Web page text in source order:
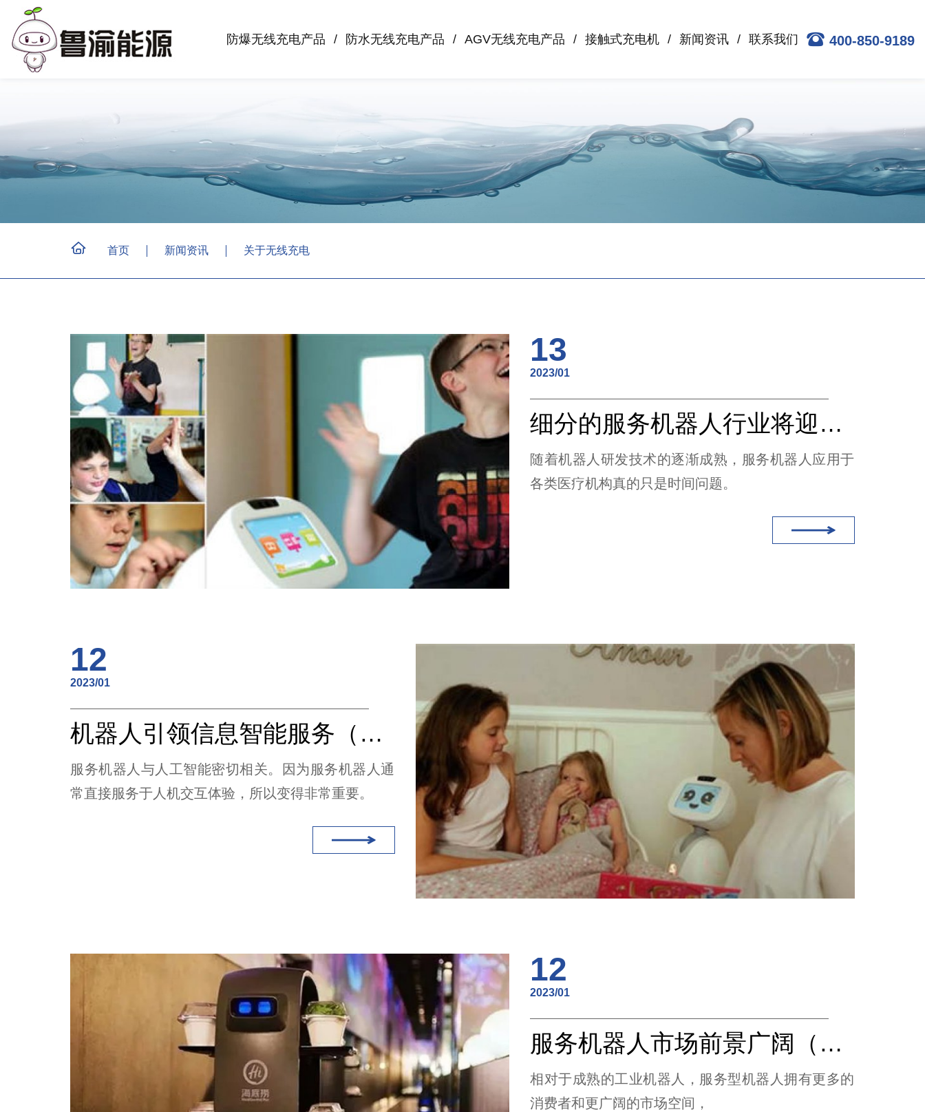
400-850-9189
防爆无线充电产品 防水无线充电产品 AGV无线充电产品 接触式充电机 新闻资讯 联系我们
首页 新闻资讯 关于无线充电
13
2023/01
细分的服务机器人行业将迎来广阔前景（无线充电）
随着机器人研发技术的逐渐成熟，服务机器人应用于
12
2023/01
机器人引领信息智能服务（无线充电）
服务机器人与人工智能密切相关。因为服务机器人通
常直接服务于人机交互体验，所以变得非常重要。
12
2023/01
服务机器人市场前景广阔（无线充电）
相对于成熟的工业机器人，服务型机器人拥有更多的
消费者和更广阔的市场空间，